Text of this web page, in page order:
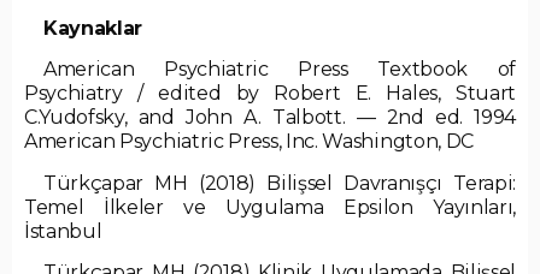
Kaynaklar
American Psychiatric Press Textbook of
Psychiatry / edited by Robert E. Hales, Stuart
C.Yudofsky, and John A. Talbott. — 2nd ed. 1994
American Psychiatric Press, Inc. Washington, DC
Türkçapar MH (2018) Bilişsel Davranışçı Terapi:
Temel İlkeler ve Uygulama Epsilon Yayınları,
İstanbul